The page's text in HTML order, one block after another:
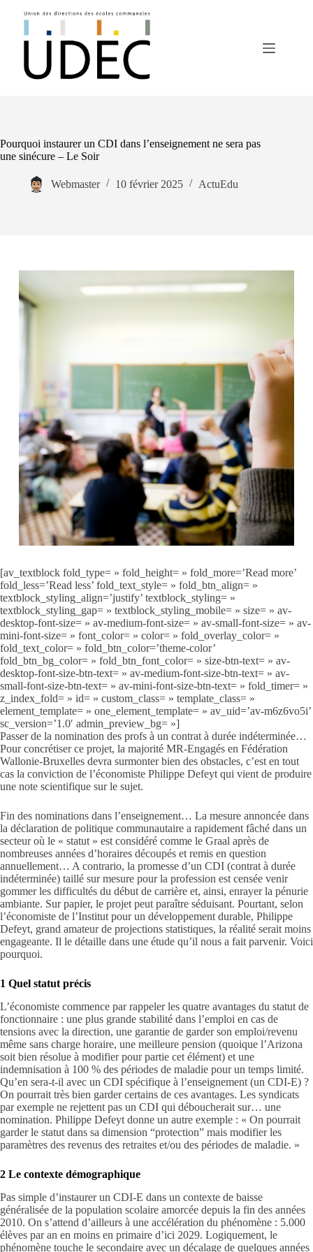
Pourquoi instaurer un CDI dans l’enseignement ne sera pas
une sinécure – Le Soir
Webmaster 10 février 2025 ActuEdu
[av_textblock fold_type= » fold_height= » fold_more=’Read more’
fold_less=’Read less’ fold_text_style= » fold_btn_align= »
textblock_styling_align=’justify’ textblock_styling= »
textblock_styling_gap= » textblock_styling_mobile= » size= » av-
desktop-font-size= » av-medium-font-size= » av-small-font-size= » av-
mini-font-size= » font_color= » color= » fold_overlay_color= »
fold_text_color= » fold_btn_color=’theme-color’
fold_btn_bg_color= » fold_btn_font_color= » size-btn-text= » av-
desktop-font-size-btn-text= » av-medium-font-size-btn-text= » av-
small-font-size-btn-text= » av-mini-font-size-btn-text= » fold_timer= »
z_index_fold= » id= » custom_class= » template_class= »
element_template= » one_element_template= » av_uid=’av-m6z6vo5i’
sc_version=’1.0′ admin_preview_bg= »]
Passer de la nomination des profs à un contrat à durée indéterminée…
Pour concrétiser ce projet, la majorité MR-Engagés en Fédération
Wallonie-Bruxelles devra surmonter bien des obstacles, c’est en tout
cas la conviction de l’économiste Philippe Defeyt qui vient de produire
une note scientifique sur le sujet.
Fin des nominations dans l’enseignement… La mesure annoncée dans
la déclaration de politique communautaire a rapidement fâché dans un
secteur où le « statut » est considéré comme le Graal après de
nombreuses années d’horaires découpés et remis en question
annuellement… A contrario, la promesse d’un CDI (contrat à durée
indéterminée) taillé sur mesure pour la profession est censée venir
gommer les difficultés du début de carrière et, ainsi, enrayer la pénurie
ambiante. Sur papier, le projet peut paraître séduisant. Pourtant, selon
l’économiste de l’Institut pour un développement durable, Philippe
Defeyt, grand amateur de projections statistiques, la réalité serait moins
engageante. Il le détaille dans une étude qu’il nous a fait parvenir. Voici
pourquoi.
1 Quel statut précis
L’économiste commence par rappeler les quatre avantages du statut de
fonctionnaire : une plus grande stabilité dans l’emploi en cas de
tensions avec la direction, une garantie de garder son emploi/revenu
même sans charge horaire, une meilleure pension (quoique l’Arizona
soit bien résolue à modifier pour partie cet élément) et une
indemnisation à 100 % des périodes de maladie pour un temps limité.
Qu’en sera-t-il avec un CDI spécifique à l’enseignement (un CDI-E) ?
On pourrait très bien garder certains de ces avantages. Les syndicats
par exemple ne rejettent pas un CDI qui déboucherait sur… une
nomination. Philippe Defeyt donne un autre exemple : « On pourrait
garder le statut dans sa dimension “protection” mais modifier les
paramètres des revenus des retraites et/ou des périodes de maladie. »
2 Le contexte démographique
Pas simple d’instaurer un CDI-E dans un contexte de baisse
généralisée de la population scolaire amorcée depuis la fin des années
2010. On s’attend d’ailleurs à une accélération du phénomène : 5.000
élèves par an en moins en primaire d’ici 2029. Logiquement, le
phénomène touche le secondaire avec un décalage de quelques années